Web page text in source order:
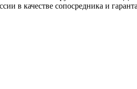
в качестве сопосредника и